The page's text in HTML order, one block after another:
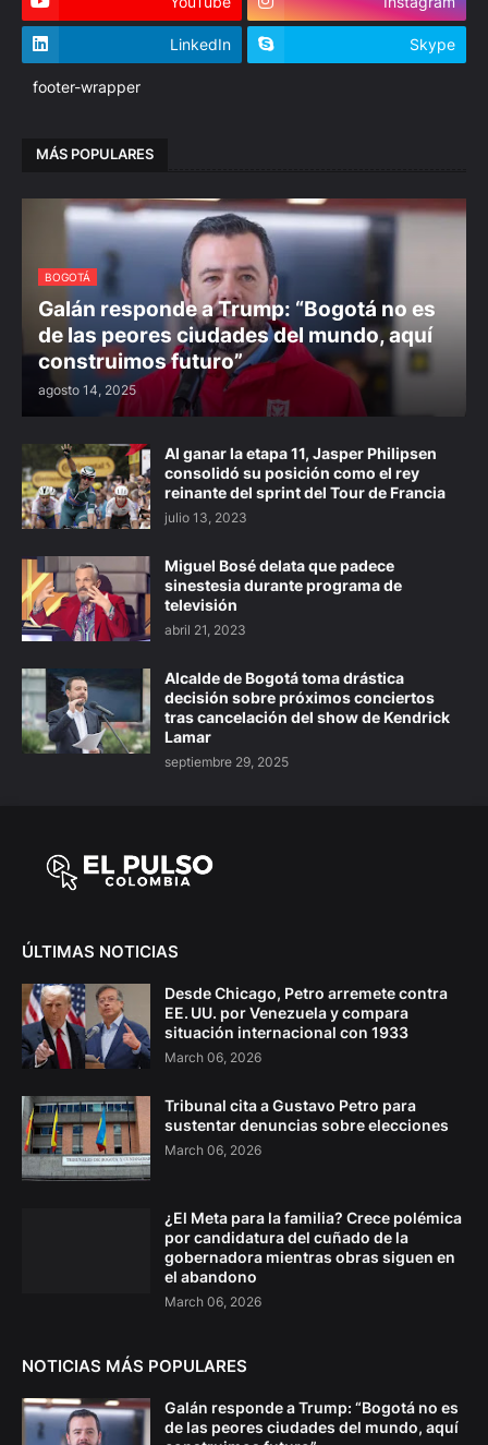
LinkedIn Skype
footer-wrapper
MÁS POPULARES
BOGOTÁ
Galán responde a Trump: “Bogotá no es
de las peores ciudades del mundo, aquí
construimos futuro”
agosto 14, 2025
Al ganar la etapa 11, Jasper Philipsen
consolidó su posición como el rey
reinante del sprint del Tour de Francia
julio 13, 2023
Miguel Bosé delata que padece
sinestesia durante programa de
televisión
abril 21, 2023
Alcalde de Bogotá toma drástica
decisión sobre próximos conciertos
tras cancelación del show de Kendrick
Lamar
septiembre 29, 2025
ÚLTIMAS NOTICIAS
Desde Chicago, Petro arremete contra
EE. UU. por Venezuela y compara
situación internacional con 1933
March 06, 2026
Tribunal cita a Gustavo Petro para
sustentar denuncias sobre elecciones
March 06, 2026
¿El Meta para la familia? Crece polémica
por candidatura del cuñado de la
gobernadora mientras obras siguen en
el abandono
March 06, 2026
NOTICIAS MÁS POPULARES
Galán responde a Trump: “Bogotá no es
de las peores ciudades del mundo, aquí